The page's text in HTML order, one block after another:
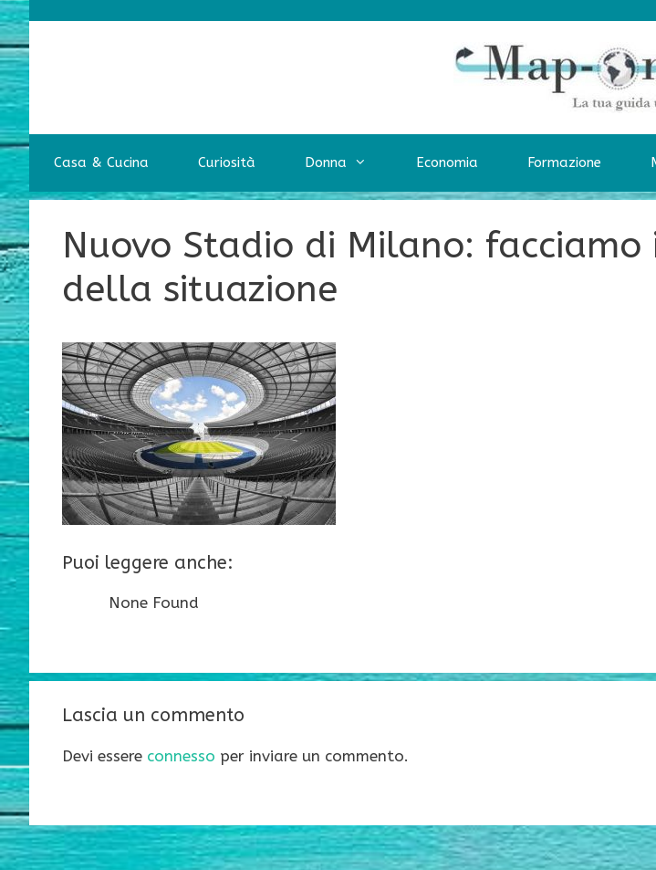
Vai
al
contenuto
Casa & Cucina Curiosità Donna Economia Formazione
Nuovo Stadio di Milano:
della situazione
Puoi leggere anche:
None Found
Lascia un commento
Devi essere connesso per inviare un commento.